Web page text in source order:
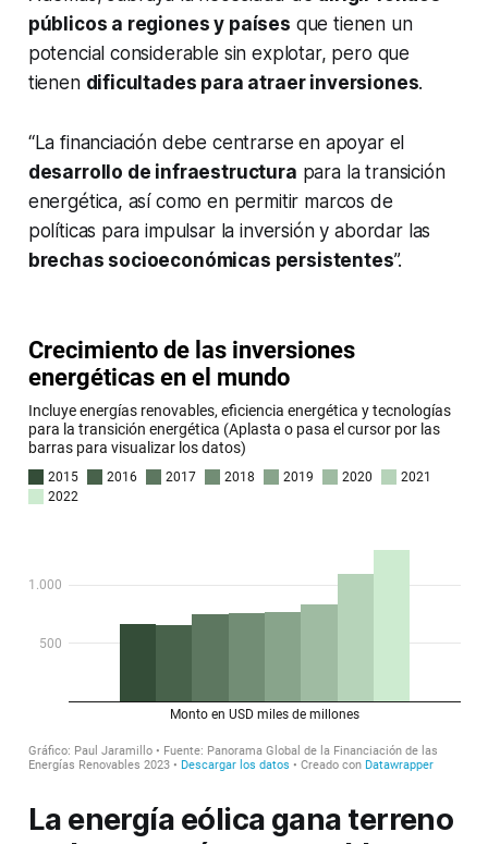
públicos a regiones y países que tienen un
potencial considerable sin explotar, pero que
tienen dificultades para atraer inversiones.
“La financiación debe centrarse en apoyar el
desarrollo de infraestructura para la transición
energética, así como en permitir marcos de
políticas para impulsar la inversión y abordar las
brechas socioeconómicas persistentes”.
La energía eólica gana terreno